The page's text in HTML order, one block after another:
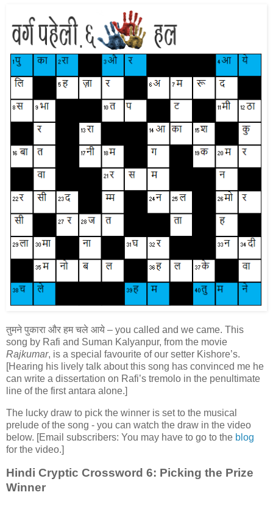
तुमने पुकारा और हम चले आये – you called and we came. This
song by Rafi and Suman Kalyanpur, from the movie
Rajkumar, is a special favourite of our setter Kishore’s.
[Hearing his lively talk about this song has convinced me he
can write a dissertation on Rafi’s tremolo in the penultimate
line of the first antara alone.]
The lucky draw to pick the winner is set to the musical
prelude of the song - you can watch the draw in the video
below. [Email subscribers: You may have to go to the blog
for the video.]
Hindi Cryptic Crossword 6: Picking the Prize
Winner